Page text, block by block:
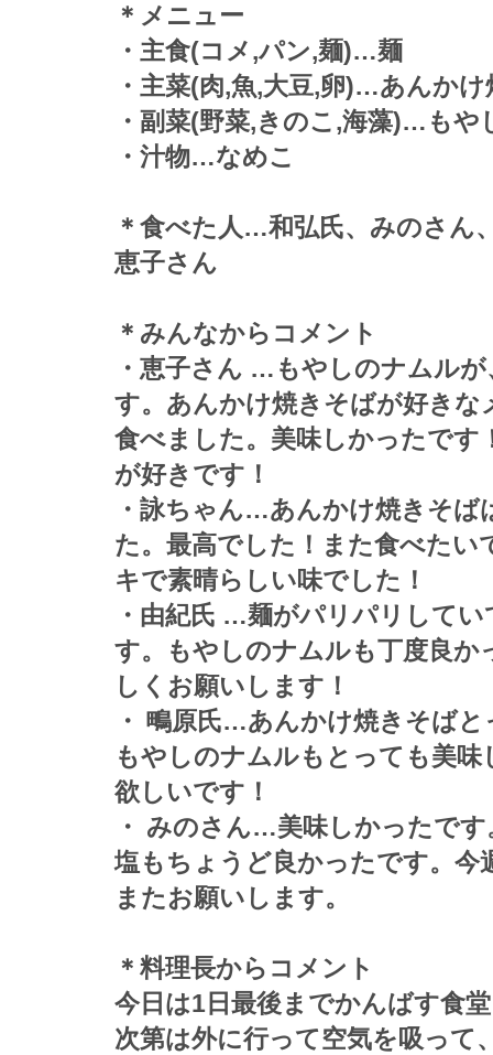
＊メニュー
・主食(コメ,パン,麺)…麺
・主菜(肉,魚,大豆,卵)…あんかけ
・副菜(野菜,きのこ,海藻)…もや
・汁物…なめこ
＊食べた人…和弘氏、みのさん
恵子さん
＊みんなからコメント
・恵子さん …もやしのナムル
す。あんかけ焼きそばが好き
食べました。美味しかったです
が好きです！
・詠ちゃん…あんかけ焼きそ
た。最高でした！また食べた
キで素晴らしい味でした！
・由紀氏 …麺がパリパリして
す。もやしのナムルも丁度良か
しくお願いします！
・ 鴫原氏…あんかけ焼きそば
もやしのナムルもとっても美
欲しいです！
・ みのさん…美味しかったです
塩もちょうど良かったです。今
またお願いします。
＊料理長からコメント
今日は1日最後までかんばす食
次第は外に行って空気を吸って